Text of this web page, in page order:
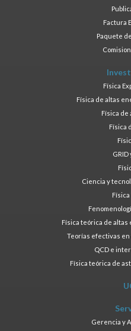
Factura
Paquete
Física
Física de altas
Física
Física
GRID
Ciencia y
Física teórica de altas
Teorías efectivas
QCD e
Física teórica de
Gerencia y